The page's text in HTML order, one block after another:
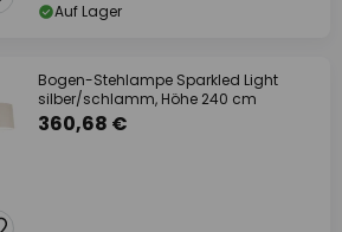
Auf Lager
Bogen-Stehlampe Sparkled Light
silber/schlamm, Höhe 240 cm
360,68 €